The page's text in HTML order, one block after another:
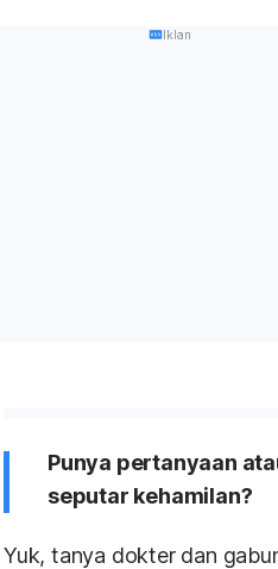
Iklan
Punya pertanyaan
seputar kehamilan?
Yuk, tanya dokter dan